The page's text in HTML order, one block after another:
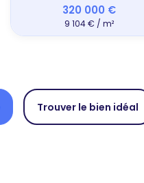
320 000 €
9 104 € / m²
Trouver le bien idéal